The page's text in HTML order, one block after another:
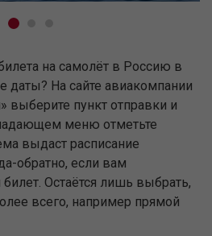
на самолёт в Россию в
даты? На сайте авиакомпании
выберите пункт отправки и
меню отметьте
выдаст расписание
обратно, если вам
Остаётся лишь выбрать,
всего, например прямой